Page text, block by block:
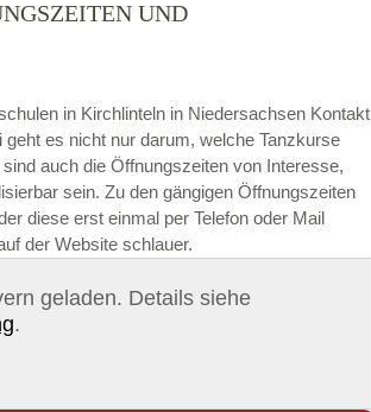
UND
in Kirchlinteln in Niedersachsen Kontakt
es nicht nur darum, welche Tanzkurse
auch die Öffnungszeiten von Interesse,
sein. Zu den gängigen Öffnungszeiten
diese erst einmal per Telefon oder Mail
der Website schlauer.
geladen. Details siehe
.